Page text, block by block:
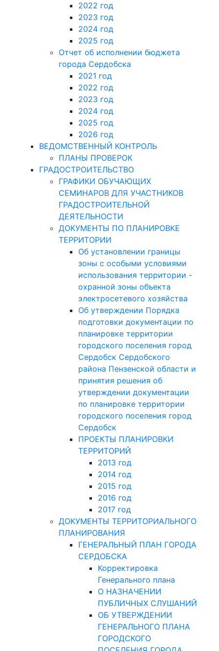
2022 год
2023 год
2024 год
2025 год
Отчет об исполнении бюджета
города Сердобска
2021 год
2022 год
2023 год
2024 год
2025 год
2026 год
ВЕДОМСТВЕННЫЙ КОНТРОЛЬ
ПЛАНЫ ПРОВЕРОК
ГРАДОСТРОИТЕЛЬСТВО
ГРАФИКИ ОБУЧАЮЩИХ
СЕМИНАРОВ ДЛЯ УЧАСТНИКОВ
ГРАДОСТРОИТЕЛЬНОЙ
ДЕЯТЕЛЬНОСТИ
ДОКУМЕНТЫ ПО ПЛАНИРОВКЕ
ТЕРРИТОРИИ
Об установлении границы
зоны с особыми условиями
использования территории -
охранной зоны объекта
электросетевого хозяйства
Об утверждении Порядка
подготовки документации по
планировке территории
городского поселения город
Сердобск Сердобского
района Пензенской области и
принятия решения об
утверждении документации
по планировке территории
городского поселения город
Сердобск
ПРОЕКТЫ ПЛАНИРОВКИ
ТЕРРИТОРИЙ
2013 год
2014 год
2015 год
2016 год
2017 год
ДОКУМЕНТЫ ТЕРРИТОРИАЛЬНОГО
ПЛАНИРОВАНИЯ
ГЕНЕРАЛЬНЫЙ ПЛАН ГОРОДА
СЕРДОБСКА
Корректировка
Генерального плана
О НАЗНАЧЕНИИ
ПУБЛИЧНЫХ СЛУШАНИЙ
ОБ УТВЕРЖДЕНИИ
ГЕНЕРАЛЬНОГО ПЛАНА
ГОРОДСКОГО